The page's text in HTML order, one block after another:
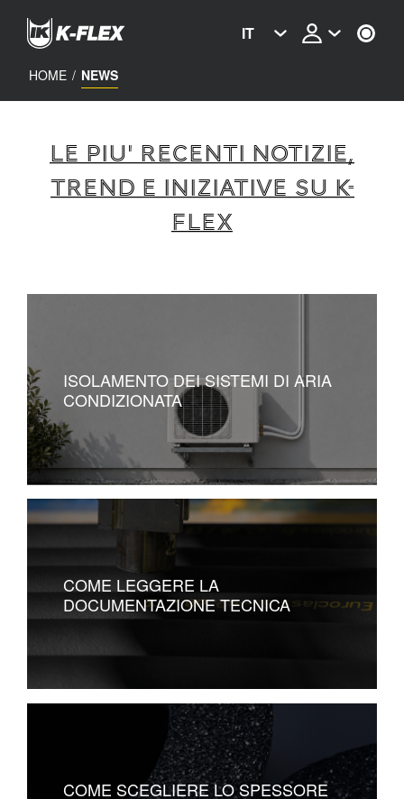
content
IT
HOME / NEWS
LE PIU' RECENTI NOTIZIE,
TREND E INIZIATIVE SU K-
FLEX
ISOLAMENTO DEI SISTEMI DI ARIA
CONDIZIONATA
COME LEGGERE LA
DOCUMENTAZIONE TECNICA
COME SCEGLIERE LO SPESSORE